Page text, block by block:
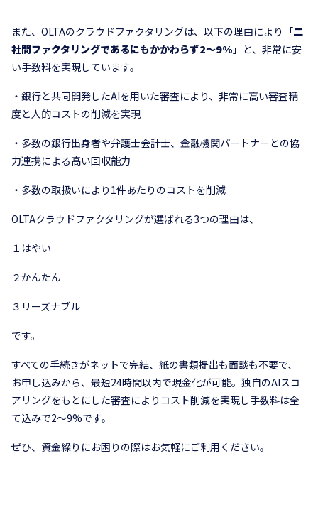
また、OLTAのクラウドファクタリングは、以下の理由により 「二
社間ファクタリングであるにもかかわらず2～9%」 と、非常に安
い手数料を実現しています。
・銀行と共同開発したAIを用いた審査により、非常に高い審査精
度と人的コストの削減を実現
・多数の銀行出身者や弁護士会計士、金融機関パートナーとの協
力連携による高い回収能力
・多数の取扱いにより1件あたりのコストを削減
OLTAクラウドファクタリングが選ばれる3つの理由は、
１はやい
２かんたん
３リーズナブル
です。
すべての手続きがネットで完結、紙の書類提出も面談も不要で、
お申し込みから、最短24時間以内で現金化が可能。独自のAIスコ
アリングをもとにした審査によりコスト削減を実現し手数料は全
て込みで2〜9%です。
ぜひ、資金繰りにお困りの際はお気軽にご利用ください。